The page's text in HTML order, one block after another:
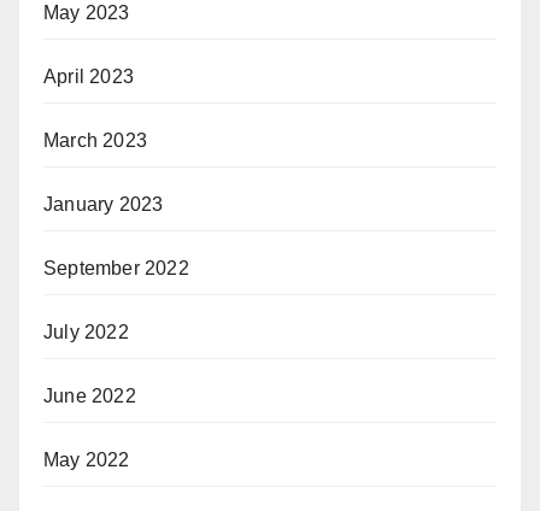
May 2023
April 2023
March 2023
January 2023
September 2022
July 2022
June 2022
May 2022